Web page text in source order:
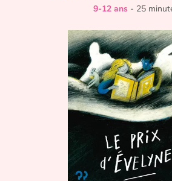
Tester gratuitement
Bibliothèque
Contes d'ici et d'ailleurs
Fable, mythe, littérature et poésie
9-12 ans- 25